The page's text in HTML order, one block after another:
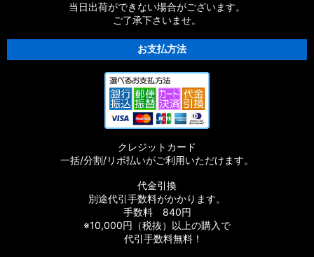
当日出荷ができない場合がございます。
ご了承下さいませ。
お支払方法
クレジットカード
一括/分割/リボ払いがご利用いただけます。
代金引換
別途代引手数料がかかります。
手数料 840円
※10,000円（税抜）以上の購入で
代引手数料無料！